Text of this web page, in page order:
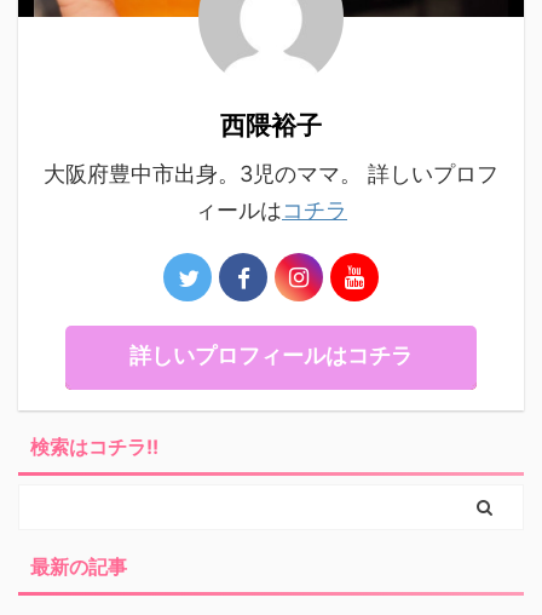
西隈裕子
大阪府豊中市出身。3児のママ。 詳しいプロフ
ィールはコチラ
詳しいプロフィールはコチラ
検索はコチラ!!
最新の記事